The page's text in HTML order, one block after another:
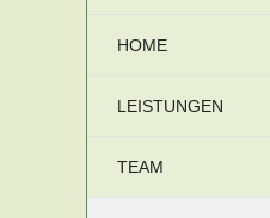
HOME
LEISTUNGEN
TEAM